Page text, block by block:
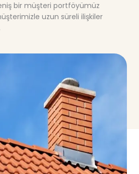
bir müşteri portföyümüz
uzun süreli ilişkiler